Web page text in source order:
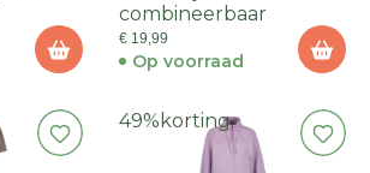
combineerbaar
€ 19,99
Op voorraad
49% korting